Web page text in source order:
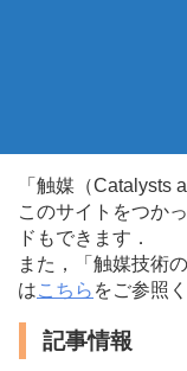
「触媒（Catalysts
このサイトをつか
ドもできます．
また，「触媒技術
はこちら をご参照
記事情報